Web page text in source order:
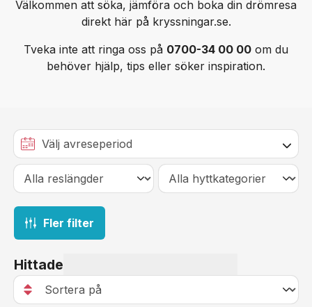
saker att göra (och äta) enormt.
väl förfriskade medresenärer. Inte. Alls. Samma.
själva verket är reseformen inte sällan sällsynt
prisvärd. Även om priset varierar från avgång till
avgång går det att hitta resor för under tusenlappen
per person och dag. Då ingår (som minst) resan
Välkommen att söka, jämföra och boka din drömresa
direkt här på kryssningar.se.
Tveka inte att ringa oss på 0700-34 00 00 om du
behöver hjälp, tips eller söker inspiration.
Fler filter
Hittade